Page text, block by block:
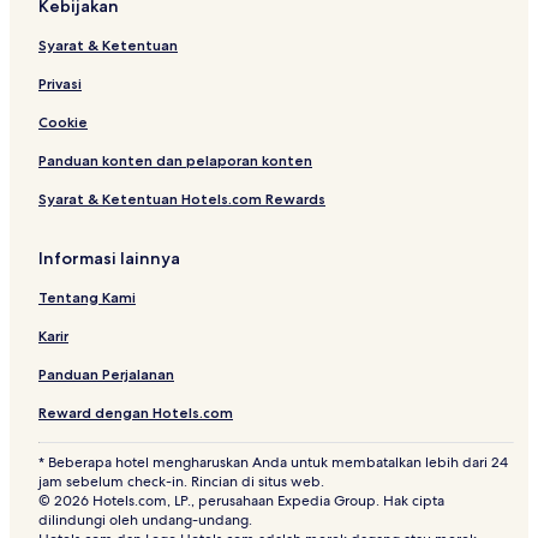
Kebijakan
Syarat & Ketentuan
Privasi
Cookie
Panduan konten dan pelaporan konten
Syarat & Ketentuan Hotels.com Rewards
Informasi lainnya
Tentang Kami
Karir
Panduan Perjalanan
Reward dengan Hotels.com
* Beberapa hotel mengharuskan Anda untuk membatalkan lebih dari 24
jam sebelum check-in. Rincian di situs web.
© 2026 Hotels.com, LP., perusahaan Expedia Group. Hak cipta
dilindungi oleh undang-undang.